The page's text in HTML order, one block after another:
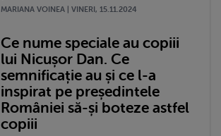
MARIANA VOINEA | VINERI, 15.11.2024
Ce nume speciale au copiii
lui Nicușor Dan. Ce
semnificație au și ce l-a
inspirat pe președintele
României să-și boteze astfel
copiii